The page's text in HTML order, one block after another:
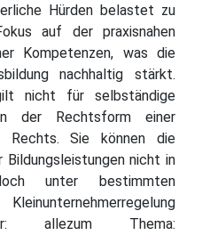
Hürden belastet zu
auf der praxisnahen
Kompetenzen, was die
nachhaltig stärkt.
nicht für selbständige
der Rechtsform einer
Rechts. Sie können die
nicht in
unter bestimmten
allezum Thema: